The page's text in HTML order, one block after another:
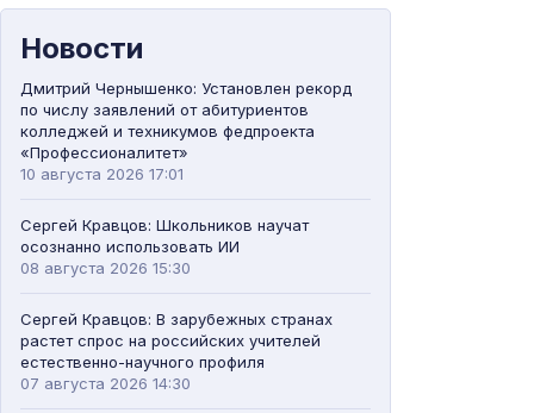
Новости
Дмитрий Чернышенко: Установлен рекорд
по числу заявлений от абитуриентов
колледжей и техникумов федпроекта
«Профессионалитет»
10 августа 2026 17:01
Сергей Кравцов: Школьников научат
осознанно использовать ИИ
08 августа 2026 15:30
Сергей Кравцов: В зарубежных странах
растет спрос на российских учителей
естественно-научного профиля
07 августа 2026 14:30